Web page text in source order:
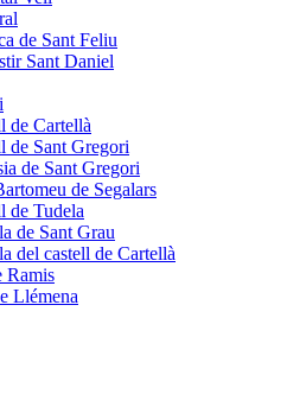
de Sant Feliu
Sant Daniel
de Cartellà
de Sant Gregori
de Sant Gregori
de Segalars
de Tudela
de Sant Grau
del castell de Cartellà
Ramis
Llémena